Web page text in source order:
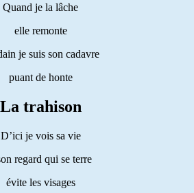
Quand je la lâche
elle remonte
je suis son cadavre
puant de honte
La trahison
D’ici je vois sa vie
regard qui se terre
évite les visages